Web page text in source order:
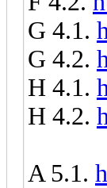
G 4.1.
G 4.2.
H 4.1.
H 4.2.
A 5.1.